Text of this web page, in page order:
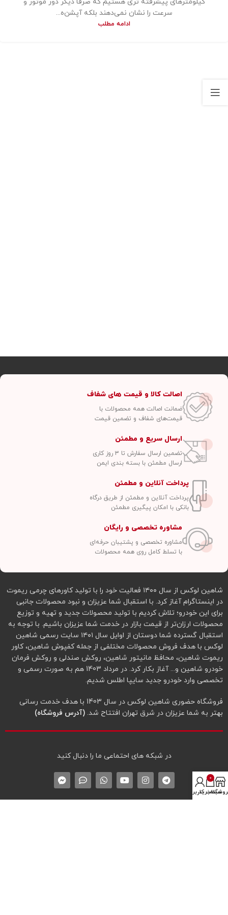
سرعت را نشان نمی‌دهند بلکه آپشن‌ه...
ادامه مطلب
اصالت کالا و قیمت های شفاف
ضمانت اصالت همه محصولات با
قیمت‌های شفاف و تضمین قیمت
ارسال سریع و مطمئن
تضمین ارسال سفارش تا ۳ روز کاری
ارسال مطمئن با بسته بندی ایمن
پرداخت آنلاین و مطمئن
پرداخت آنلاین و مطمئن از طریق درگاه
بانکی با امکان پیگیری مطمئن
مشاوره تخصصی و رایگان
مشاوره تخصصی و پشتیبان حرفه‌ای
با تسلط کامل روی همه محصولات
شاهین لوکس از سال ۱۴۰۰ فعالیت خود را با تولید کاورهای چرمی ریموت
در اینستاگرام آغاز کرد. با استقبال شما عزیزان و نبود محصولات جانبی
برای این خودرو؛ تلاش کردیم با تولید محصولات جدید و تهیه و توزیع
محصولات ارزان‌تر از قیمت بازار در خدمت شما عزیزان باشیم. با توجه به
استقبال گسترده شما دوستان از اوایل سال ۱۴۰۱ سایت رسمی شاهین
لوکس با هدف فروش محصولات مختلفی از جمله کفپوش شاهین، کاور
ریموت شاهین، محافظ مانیتور شاهین، روکش صندلی و روکش فرمان
خودرو شاهین و... آغاز بکار کرد. در مرداد 1403 هم به صورت رسمی و
تخصصی وارد خودرو جدید سایپا اطلس شدیم.
فروشگاه حضوری شاهین لوکس در سال 1403 با هدف خدمت رسانی
بهتر به شما عزیزان در شرق تهران افتتاح شد. (آدرس فروشگاه)
در شبکه‌ های احتماعی ما را دنبال کنید
0
سبد خرید
حساب کاربری من